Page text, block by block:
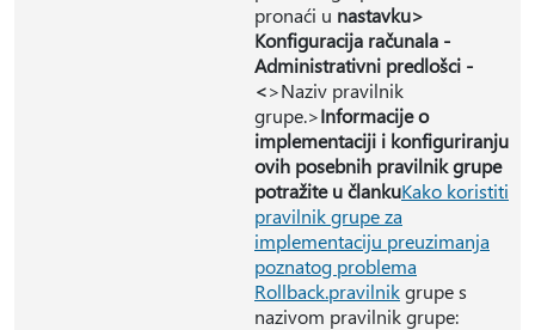
pronaći u nastavku>
Konfiguracija računala -
Administrativni predlošci -
<>Naziv pravilnik
grupe.>Informacije o
implementaciji i konfiguriranju
ovih posebnih pravilnik grupe
potražite u člankuKako koristiti
pravilnik grupe za
implementaciju preuzimanja
poznatog problema
Rollback.pravilnikgrupe s
nazivom pravilnik grupe: